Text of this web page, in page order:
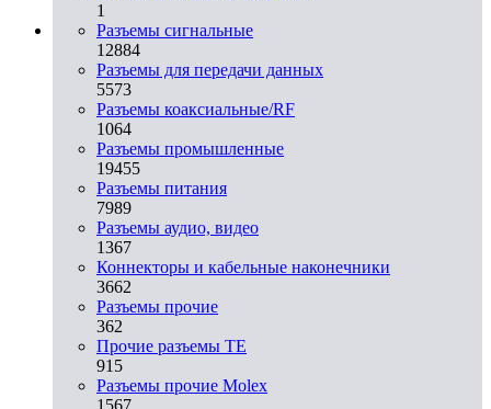
1
Разъeмы сигнальные
12884
Разъeмы для передачи данных
5573
Разъeмы коаксиальные/RF
1064
Разъeмы промышленные
19455
Разъeмы питания
7989
Разъeмы аудио, видео
1367
Коннекторы и кабельные наконечники
3662
Разъeмы прочие
362
Прочие разъемы TE
915
Разъемы прочие Molex
1567